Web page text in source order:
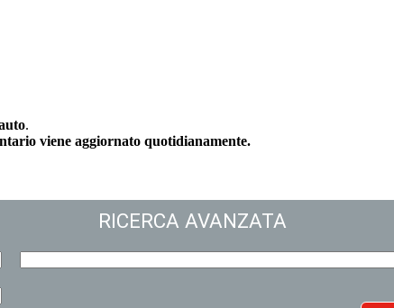
.
viene aggiornato quotidianamente.
RICERCA AVANZATA